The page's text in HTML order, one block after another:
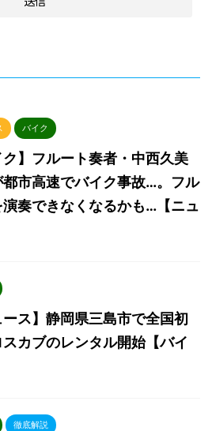
バイク
ク】フルート奏者・中西久美
都市高速でバイク事故…。フル
演奏できなくなるかも…【ニュ
ース】静岡県三島市で全国初
カブのレンタル開始【バイ
徹底解説